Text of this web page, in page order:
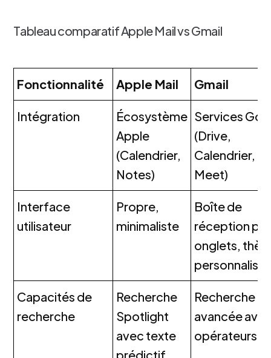
Tableau comparatif Apple Mail vs Gmail
Fonctionnalité Apple Mail Gmail
Intégration
Écosystème
Apple
(Calendrier,
Notes)
Services
(Drive,
Calendrier,
Meet)
Interface
utilisateur
Propre,
minimaliste
Boîte de
réception par
onglets,
Capacités de
recherche
Recherche
Spotlight
avec texte
prédictif
Recherche
avancée
opérateurs